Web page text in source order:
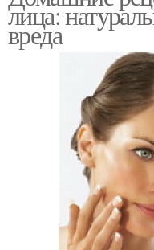
лица:
вреда